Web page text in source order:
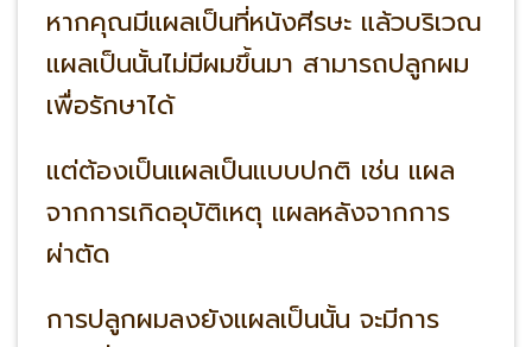
หากคุณมีแผลเป็นที่หนังศีรษะ แล้วบริเวณ
แผลเป็นนั้นไม่มีผมขึ้นมา สามารถปลูกผม
เพื่อรักษาได้
แต่ต้องเป็นแผลเป็นแบบปกติ เช่น แผล
จากการเกิดอุบัติเหตุ แผลหลังจากการ
ผ่าตัด
การปลูกผมลงยังแผลเป็นนั้น จะมีการ